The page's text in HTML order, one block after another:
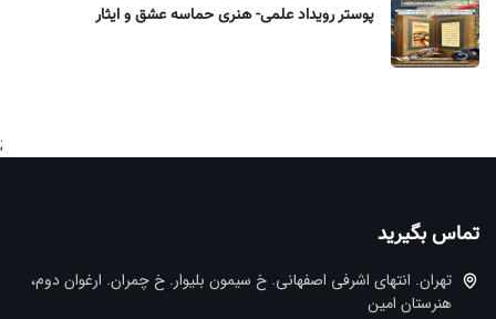
پوستر رویداد علمی- هنری حماسه عشق و ایثار
;
تماس بگیرید
تهران. انتهاي اشرفي اصفهاني. خ سيمون بليوار. خ چمران. ارغوان دوم،
هنرستان امین